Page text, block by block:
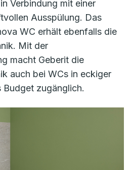
Verbindung mit einer
Ausspülung. Das
WC erhält ebenfalls die
Mit der
macht Geberit die
auch bei WCs in eckiger
zugänglich.